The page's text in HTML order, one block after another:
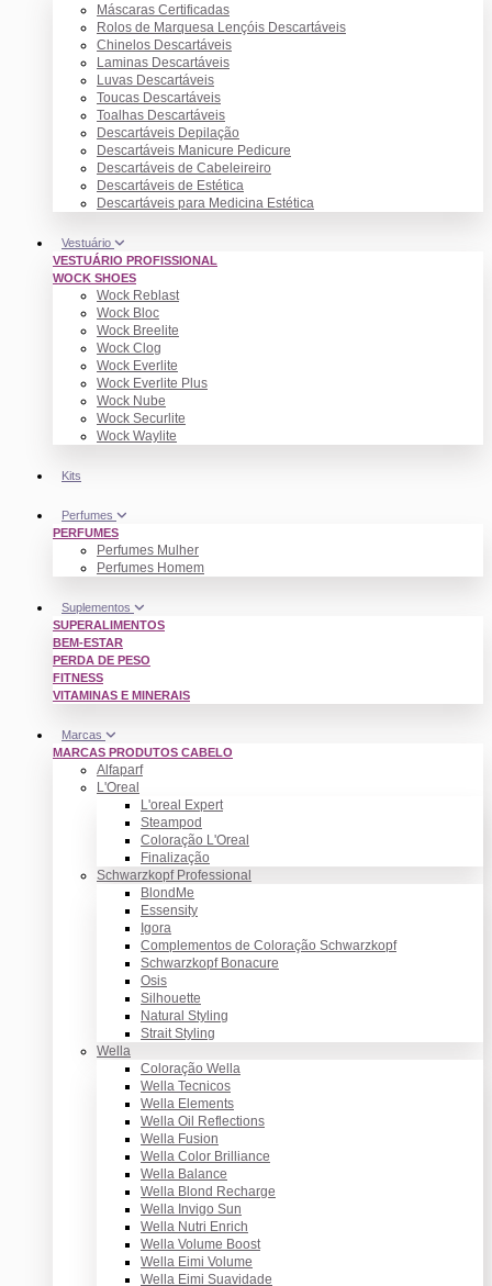
Máscaras Certificadas
Rolos de Marquesa Lençóis Descartáveis
Chinelos Descartáveis
Laminas Descartáveis
Luvas Descartáveis
Toucas Descartáveis
Toalhas Descartáveis
Descartáveis Depilação
Descartáveis Manicure Pedicure
Descartáveis de Cabeleireiro
Descartáveis de Estética
Descartáveis para Medicina Estética
Vestuário
VESTUÁRIO PROFISSIONAL
WOCK SHOES
Wock Reblast
Wock Bloc
Wock Breelite
Wock Clog
Wock Everlite
Wock Everlite Plus
Wock Nube
Wock Securlite
Wock Waylite
Kits
Perfumes
PERFUMES
Perfumes Mulher
Perfumes Homem
Suplementos
SUPERALIMENTOS
BEM-ESTAR
PERDA DE PESO
FITNESS
VITAMINAS E MINERAIS
Marcas
MARCAS PRODUTOS CABELO
Alfaparf
L'Oreal
L'oreal Expert
Steampod
Coloração L'Oreal
Finalização
Schwarzkopf Professional
BlondMe
Essensity
Igora
Complementos de Coloração Schwarzkopf
Schwarzkopf Bonacure
Osis
Silhouette
Natural Styling
Strait Styling
Wella
Coloração Wella
Wella Tecnicos
Wella Elements
Wella Oil Reflections
Wella Fusion
Wella Color Brilliance
Wella Balance
Wella Blond Recharge
Wella Invigo Sun
Wella Nutri Enrich
Wella Volume Boost
Wella Eimi Volume
Wella Eimi Suavidade